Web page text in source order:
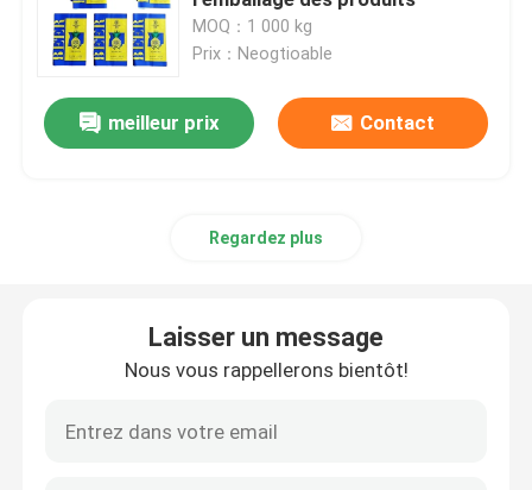
Films d'étirement en PEDL
Film protecteur de PE
Étiquettes à manches rétrécissantes
Sacs de transport en plastique pour gilets
MOQ：1 000 kg
Prix：Neogtioable
meilleur prix Contact
Regardez plus
Laisser un message
Nous vous rappellerons bientôt!